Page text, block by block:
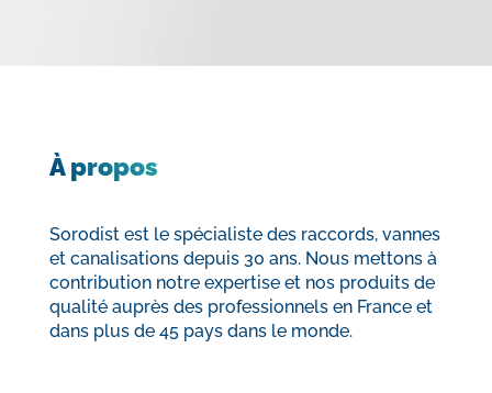
À propos
Sorodist est le spécialiste des raccords, vannes
et canalisations depuis 30 ans. Nous mettons à
contribution notre expertise et nos produits de
qualité auprès des professionnels en France et
dans plus de 45 pays dans le monde.